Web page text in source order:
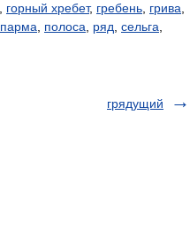
горный хребет, гребень грива
парма полоса ряд сельга
грядущий